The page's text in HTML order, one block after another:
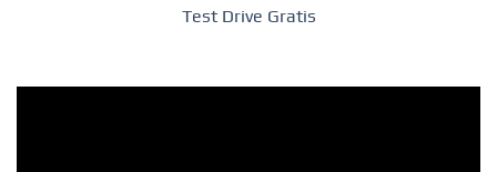
Test Drive Gratis